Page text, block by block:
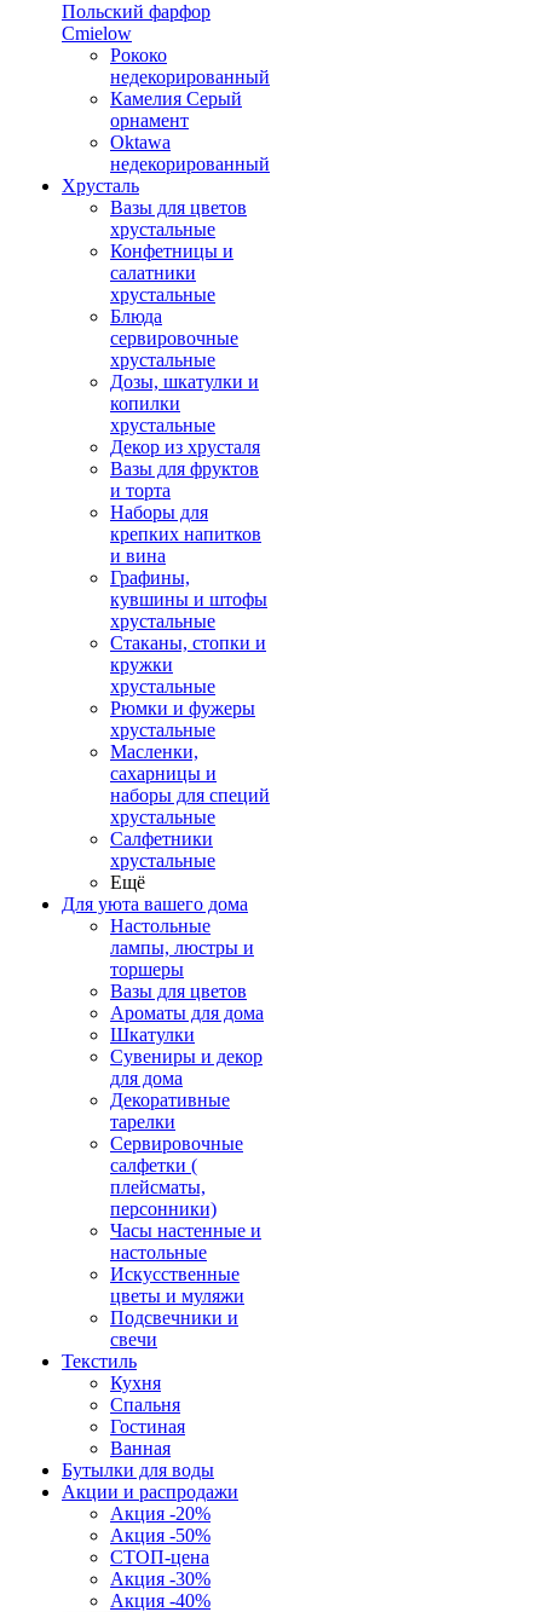
Польский фарфор
Сmielow
Рококо
недекорированный
Камелия Серый
орнамент
Oktawa
недекорированный
Хрусталь
Вазы для цветов
хрустальные
Конфетницы и
салатники
хрустальные
Блюда
сервировочные
хрустальные
Дозы, шкатулки и
копилки
хрустальные
Декор из хрусталя
Вазы для фруктов
и торта
Наборы для
крепких напитков
и вина
Графины,
кувшины и штофы
хрустальные
Стаканы, стопки и
кружки
хрустальные
Рюмки и фужеры
хрустальные
Масленки,
сахарницы и
наборы для специй
хрустальные
Салфетники
хрустальные
Ещё
Для уюта вашего дома
Настольные
лампы, люстры и
торшеры
Вазы для цветов
Ароматы для дома
Шкатулки
Сувениры и декор
для дома
Декоративные
тарелки
Сервировочные
салфетки (
плейсматы,
персонники)
Часы настенные и
настольные
Искусственные
цветы и муляжи
Подсвечники и
свечи
Текстиль
Кухня
Спальня
Гостиная
Ванная
Бутылки для воды
Акции и распродажи
Акция -20%
Акция -50%
СТОП-цена
Акция -30%
Акция -40%